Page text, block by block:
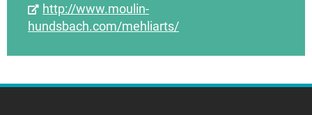
http://www.moulin-
hundsbach.com/mehliarts/